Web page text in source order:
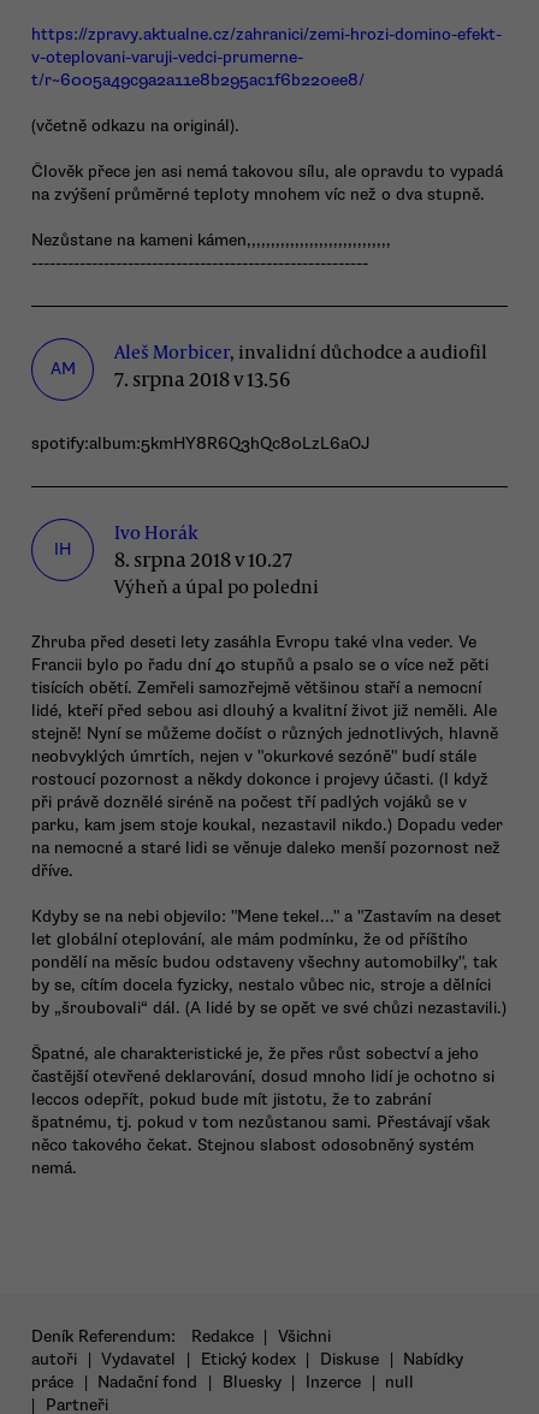
https://zpravy.aktualne.cz/zahranici/zemi-hrozi-domino-efekt-
v-oteplovani-varuji-vedci-prumerne-
t/r~6005a49c9a2a11e8b295ac1f6b220ee8/
(včetně odkazu na originál).
Člověk přece jen asi nemá takovou sílu, ale opravdu to vypadá
na zvýšení průměrné teploty mnohem víc než o dva stupně.
Nezůstane na kameni kámen,,,,,,,,,,,,,,,,,,,,,,,,,,,,,,
--------------------------------------------------------
AM
Aleš Morbicer, invalidní důchodce a audiofil
7. srpna 2018 v 13.56
spotify:album:5kmHY8R6Q3hQc80LzL6aOJ
IH
Ivo Horák
8. srpna 2018 v 10.27
Výheň a úpal po poledni
Zhruba před deseti lety zasáhla Evropu také vlna veder. Ve
Francii bylo po řadu dní 40 stupňů a psalo se o více než pěti
tisících obětí. Zemřeli samozřejmě většinou staří a nemocní
lidé, kteří před sebou asi dlouhý a kvalitní život již neměli. Ale
stejně! Nyní se můžeme dočíst o různých jednotlivých, hlavně
neobvyklých úmrtích, nejen v "okurkové sezóně" budí stále
rostoucí pozornost a někdy dokonce i projevy účasti. (I když
při právě doznělé siréně na počest tří padlých vojáků se v
parku, kam jsem stoje koukal, nezastavil nikdo.) Dopadu veder
na nemocné a staré lidi se věnuje daleko menší pozornost než
dříve.
Kdyby se na nebi objevilo: "Mene tekel..." a "Zastavím na deset
let globální oteplování, ale mám podmínku, že od příštího
pondělí na měsíc budou odstaveny všechny automobilky", tak
by se, cítím docela fyzicky, nestalo vůbec nic, stroje a dělníci
by „šroubovali“ dál. (A lidé by se opět ve své chůzi nezastavili.)
Špatné, ale charakteristické je, že přes růst sobectví a jeho
častější otevřené deklarování, dosud mnoho lidí je ochotno si
leccos odepřít, pokud bude mít jistotu, že to zabrání
špatnému, tj. pokud v tom nezůstanou sami. Přestávají však
něco takového čekat. Stejnou slabost odosobněný systém
nemá.
Deník Referendum: Redakce | Všichni
autoři | Vydavatel | Etický kodex | Diskuse | Nabídky
práce | Nadační fond | Bluesky | Inzerce | null
|
Partneři